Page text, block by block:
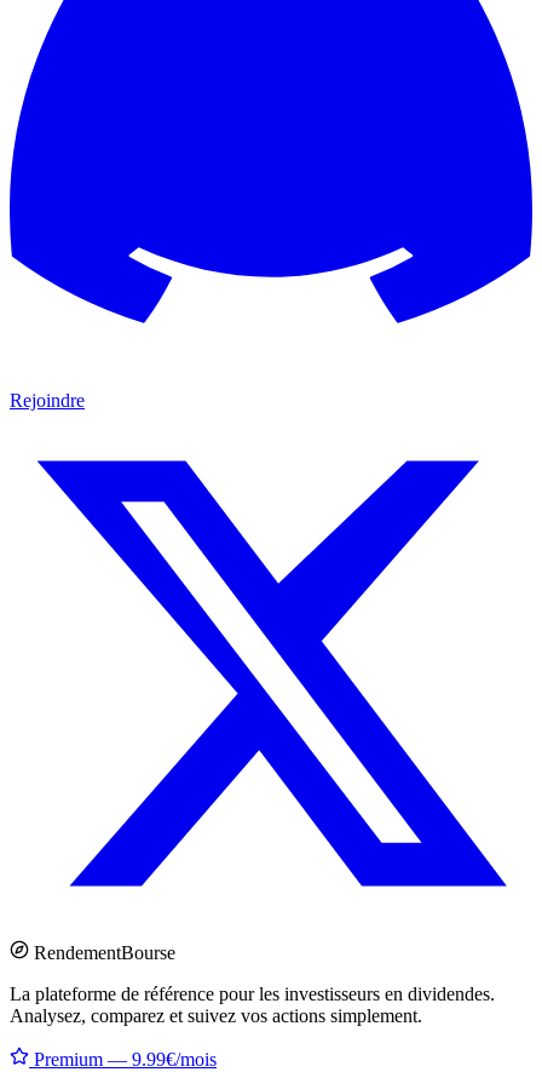
Rejoindre
RendementBourse
La plateforme de référence pour les investisseurs en dividendes.
Analysez, comparez et suivez vos actions simplement.
Premium — 9.99€/mois